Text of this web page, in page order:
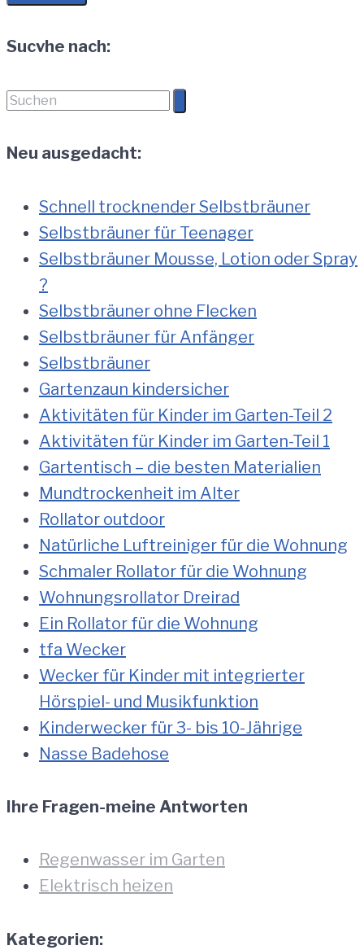
Sucvhe nach:
Suchen
Neu ausgedacht:
Schnell trocknender Selbstbräuner
Selbstbräuner für Teenager
Selbstbräuner Mousse, Lotion oder Spray
?
Selbstbräuner ohne Flecken
Selbstbräuner für Anfänger
Selbstbräuner
Gartenzaun kindersicher
Aktivitäten für Kinder im Garten-Teil 2
Aktivitäten für Kinder im Garten-Teil 1
Gartentisch – die besten Materialien
Mundtrockenheit im Alter
Rollator outdoor
Natürliche Luftreiniger für die Wohnung
Schmaler Rollator für die Wohnung
Wohnungsrollator Dreirad
Ein Rollator für die Wohnung
tfa Wecker
Wecker für Kinder mit integrierter
Hörspiel- und Musikfunktion
Kinderwecker für 3- bis 10-Jährige
Nasse Badehose
Ihre Fragen-meine Antworten
Regenwasser im Garten
Elektrisch heizen
Kategorien: